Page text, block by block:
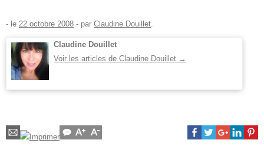
- le 22 octobre 2008 - par Claudine Douillet.
Claudine Douillet
Voir les articles de Claudine Douillet →